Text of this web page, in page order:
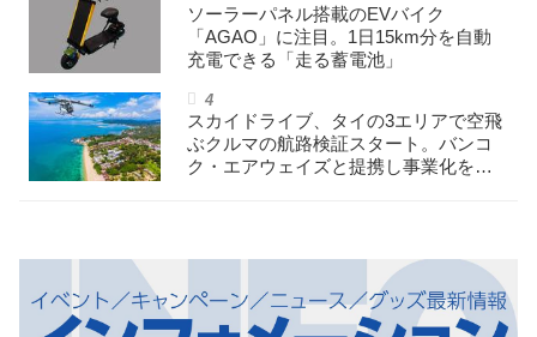
ソーラーパネル搭載のEVバイク
「AGAO」に注目。1日15km分を自動
充電できる「走る蓄電池」
スカイドライブ、タイの3エリアで空飛
ぶクルマの航路検証スタート。バンコ
ク・エアウェイズと提携し事業化を目